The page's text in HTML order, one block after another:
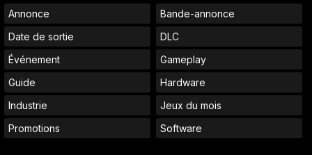
Annonce
Bande-annonce
Date de sortie
DLC
Événement
Gameplay
Guide
Hardware
Industrie
Jeux du mois
Promotions
Software